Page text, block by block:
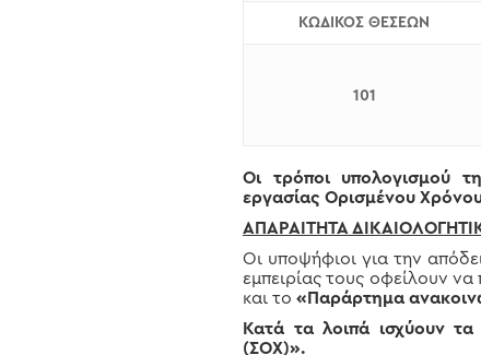
ΚΩΔΙΚΟΣ ΘΕΣΕΩΝ
101
Οι τρόποι υπολογισμού
εργασίας Ορισμένου
ΑΠΑΡΑΙΤΗΤΑ
Οι υποψήφιοι για την
εμπειρίας τους οφείλουν
και το «Παράρτημα
Κατά τα λοιπά ισχύουν
(ΣΟΧ)».